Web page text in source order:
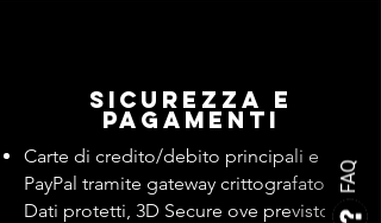
FAQ
Sicurezza e
pagamenti
Carte di credito/debito principali e
PayPal tramite gateway crittografato.
Dati protetti, 3D Secure ove previsto.